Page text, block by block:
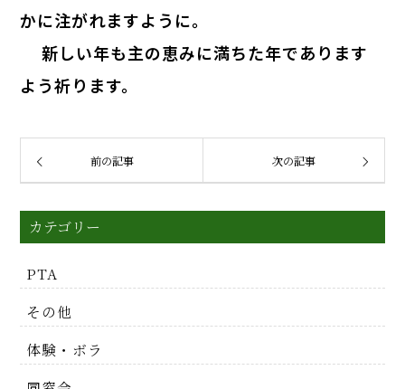
かに注がれますように。
新しい年も主の恵みに満ちた年であります
よう祈ります。
前の記事 次の記事
カテゴリー
PTA
その他
体験・ボラ